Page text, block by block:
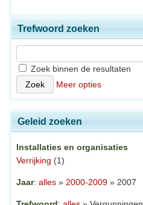
Trefwoord zoeken
Zoek binnen de resultaten
Meer opties
Geleid zoeken
Installaties en organisaties
Verrijking (1)
Jaar: alles » 2000-2009 » 2007